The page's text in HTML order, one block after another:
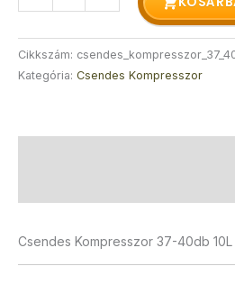
Cikkszám:
Kategória: Csendes Kompresszor
Csendes Kompresszor 37-40db 10L